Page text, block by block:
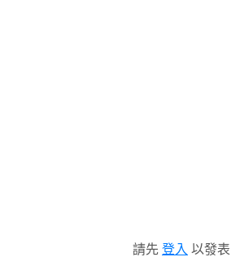
請先 登入 以發